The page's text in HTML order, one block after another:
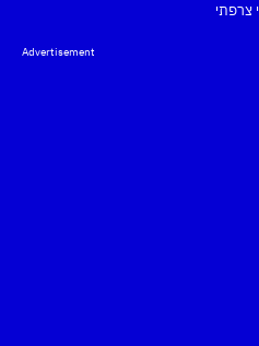
צרפתי
Advertisement